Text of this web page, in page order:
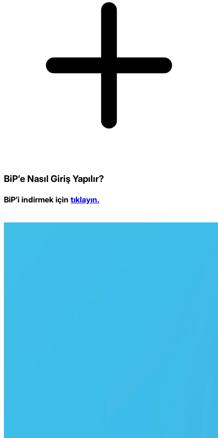
BiP’e Nasıl Giriş Yapılır?
BiP’i indirmek için tıklayın.